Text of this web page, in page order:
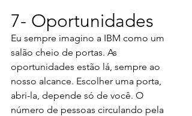
7- Oportunidades
Eu sempre imagino a IBM como um
salão cheio de portas. As
oportunidades estão lá, sempre ao
nosso alcance. Escolher uma porta,
abri-la, depende só de você. O
número de pessoas circulando pela